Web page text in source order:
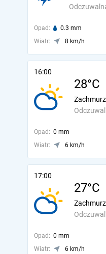
Opad: 0.3 mm
Wiatr:
8 km/h
16:00
28°C
Opad: 0 mm
Wiatr:
6 km/h
17:00
27°C
Opad: 0 mm
Wiatr:
6 km/h